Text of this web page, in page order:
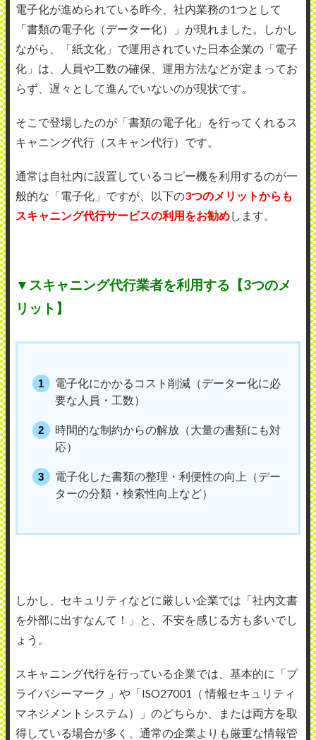
電子化が進められている昨今、社内業務の1つとして
「書類の電子化（データー化）」が現れました。しかし
ながら、「紙文化」で運用されていた日本企業の「電子
化」は、人員や工数の確保、運用方法などが定まってお
らず、遅々として進んでいないのが現状です。
そこで登場したのが「書類の電子化」を行ってくれるス
キャニング代行（スキャン代行）です。
通常は自社内に設置しているコピー機を利用するのが一
般的な「電子化」ですが、以下の3つのメリットからも
スキャニング代行サービスの利用をお勧めします。
▼スキャニング代行業者を利用する【3つのメ
リット】
電子化にかかるコスト削減（データー化に必
要な人員・工数）
時間的な制約からの解放（大量の書類にも対
応）
電子化した書類の整理・利便性の向上（デー
ターの分類・検索性向上など）
しかし、セキュリティなどに厳しい企業では「社内文書
を外部に出すなんて！」と、不安を感じる方も多いでし
ょう。
スキャニング代行を行っている企業では、基本的に「プ
ライバシーマーク 」や「ISO27001（ 情報セキュリティ
マネジメントシステム）」のどちらか、または両方を取
得している場合が多く、通常の企業よりも厳重な情報管